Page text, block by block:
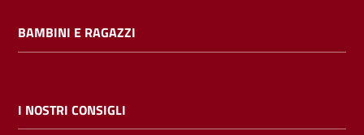
Cerca nei
cataloghi
Chiedi al
BAMBINI E RAGAZZI
I NOSTRI CONSIGLI